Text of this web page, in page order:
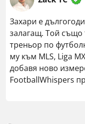
Захари е
залагащ. Той също
треньор по
му към MLS, Liga
добавя ново
FootballWhispers